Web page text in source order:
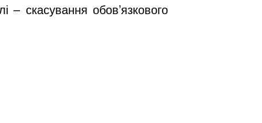
– скасування обов’язкового